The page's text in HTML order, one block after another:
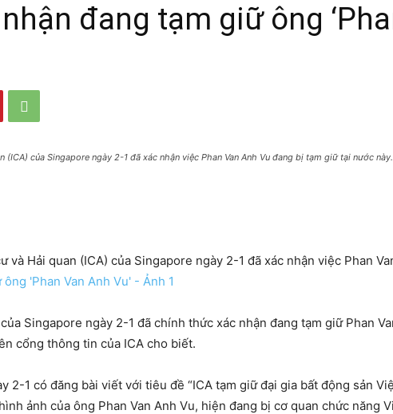
đang tạm giữ ông
của Singapore ngày 2-1 đã xác nhận việc Phan Van Anh Vu đang bị tạm giữ tại nước này.
và Hải quan (ICA) của Singapore ngày 2-1 đã xác nhận việc Phan
Singapore ngày 2-1 đã chính thức xác nhận đang tạm giữ Phan
cổng thông tin của ICA cho biết.
2-1 có đăng bài viết với tiêu đề “ICA tạm giữ đại gia bất động sản
ảnh của ông Phan Van Anh Vu, hiện đang bị cơ quan chức năng